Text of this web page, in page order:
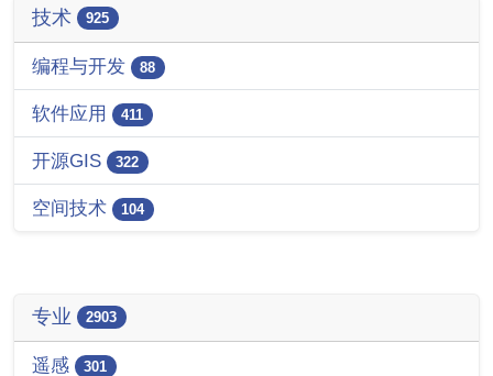
技术 925
编程与开发 88
软件应用 411
开源GIS 322
空间技术 104
专业 2903
遥感 301